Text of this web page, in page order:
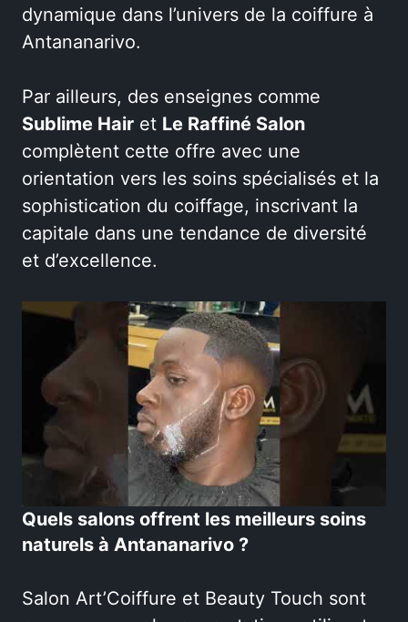
dynamique dans l’univers de la coiffure à
Antananarivo.
Par ailleurs, des enseignes comme
Sublime Hair et Le Raffiné Salon
complètent cette offre avec une
orientation vers les soins spécialisés et la
sophistication du coiffage, inscrivant la
capitale dans une tendance de diversité
et d’excellence.
Quels salons offrent les meilleurs soins
naturels à Antananarivo ?
Salon Art’Coiffure et Beauty Touch sont